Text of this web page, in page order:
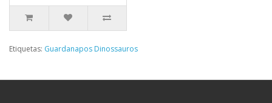
Etiquetas: Guardanapos Dinossauros